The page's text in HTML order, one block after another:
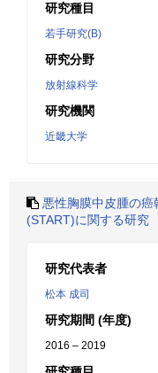
研究種目
若手研究(B)
研究分野
放射線科学
研究機関
近畿大学
悪性胸膜中皮腫の
(START)に関する研究
研究代表者
松本 成司
研究期間 (年度)
2016 – 2019